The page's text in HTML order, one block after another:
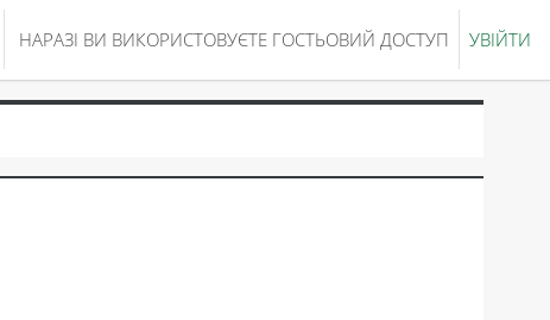
НАРАЗІ ВИ ВИКОРИСТОВУЄТЕ ГОСТЬОВИЙ ДОСТУП УВІЙТИ